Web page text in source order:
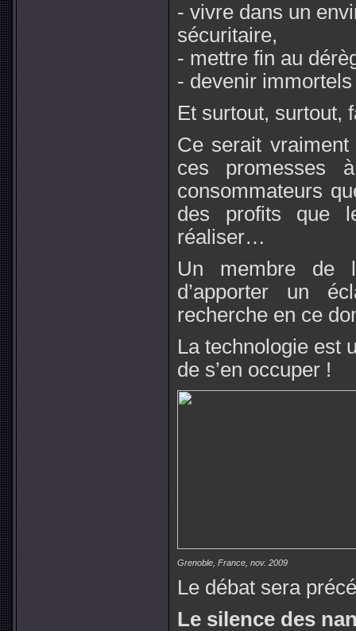
- vivre dans un
sécuritaire,
- mettre fin au
- devenir
Et surtout, surtout,
Ce serait vraiment
ces promesses
consommateurs
des profits que
réaliser…
Un membre de
d’apporter un
recherche en ce
La technologie est
de s’en occuper !
Grenoble, France, nov. 2009
Le débat sera
Le silence des